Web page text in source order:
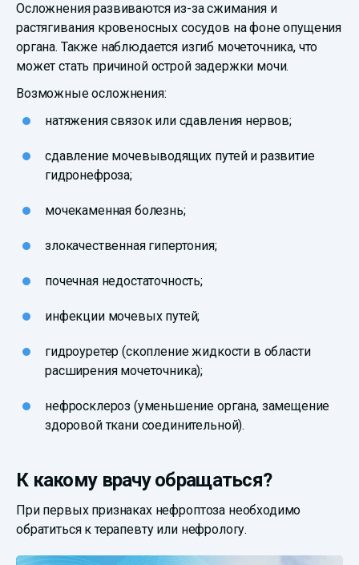
Осложнения развиваются из-за сжимания и
растягивания кровеносных сосудов на фоне опущения
органа. Также наблюдается изгиб мочеточника, что
может стать причиной острой задержки мочи.
Возможные осложнения:
натяжения связок или сдавления нервов;
сдавление мочевыводящих путей и развитие
гидронефроза;
мочекаменная болезнь;
злокачественная гипертония;
почечная недостаточность;
инфекции мочевых путей;
гидроуретер (скопление жидкости в области
расширения мочеточника);
нефросклероз (уменьшение органа, замещение
здоровой ткани соединительной).
К какому врачу обращаться?
При первых признаках нефроптоза необходимо
обратиться к терапевту или нефрологу.